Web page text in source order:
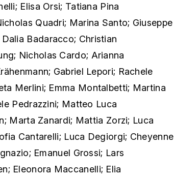
Elisa Orsi; Tatiana Pina
Quadri; Marina Santo; Giuseppe
Badaracco; Christian
Nicholas Cardo; Arianna
Gabriel Lepori; Rachele
Merlini; Emma Montalbetti; Martina
Pedrazzini; Matteo Luca
Marta Zanardi; Mattia Zorzi; Luca
Cantarelli; Luca Degiorgi; Cheyenne
Emanuel Grossi; Lars
Eleonora Maccanelli; Elia